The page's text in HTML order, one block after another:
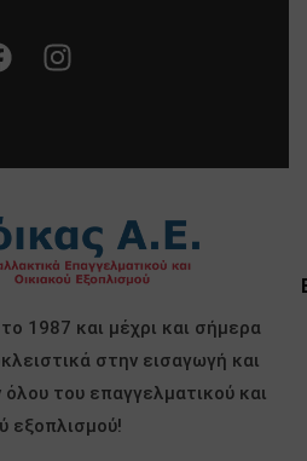
1987 και μέχρι και σήμερα
στην εισαγωγή και
του επαγγελματικού και
εξοπλισμού!